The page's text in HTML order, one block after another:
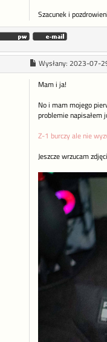
Szacunek i
Wysłany: 2023-07-
Mam i ja!
No i mam mojego
problemie napisałem
Z-1 burczy ale nie
Jeszcze wrzucam